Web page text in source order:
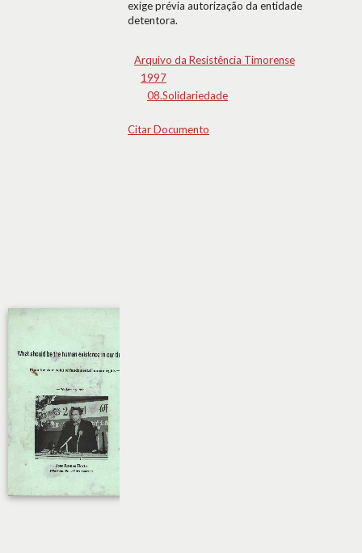
exige prévia autorização da entidade
detentora.
Arquivo da Resistência Timorense
1997
08.Solidariedade
Citar Documento